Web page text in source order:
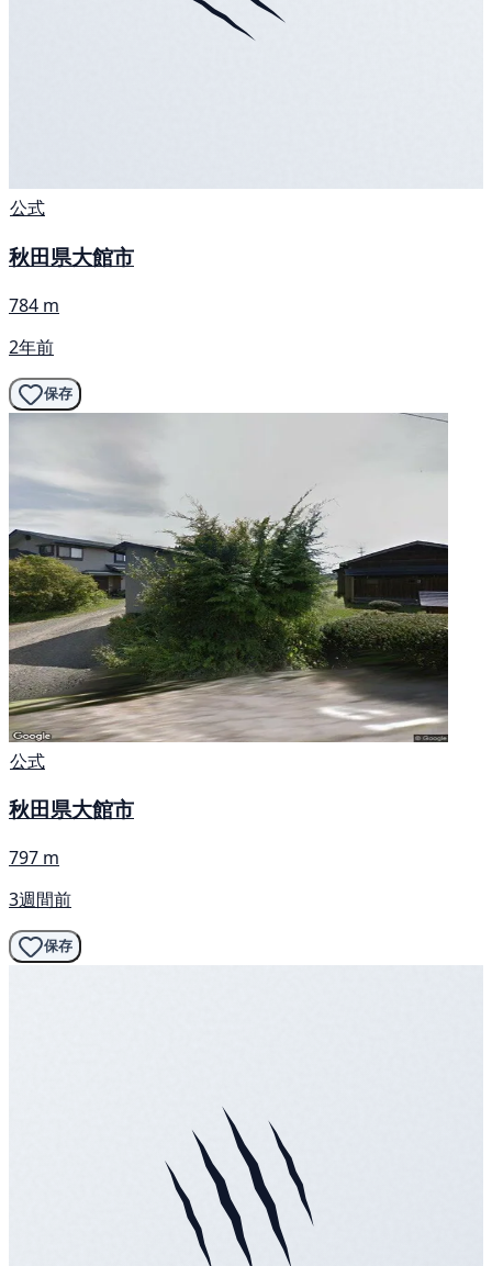
公式
秋田県大館市
784 m
2年前
保存
公式
秋田県大館市
797 m
3週間前
保存